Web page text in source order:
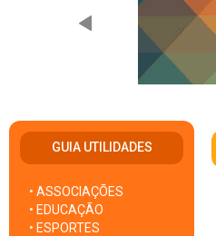
GUIA UTILIDADES
• ASSOCIAÇÕES
• EDUCAÇÃO
• ESPORTES